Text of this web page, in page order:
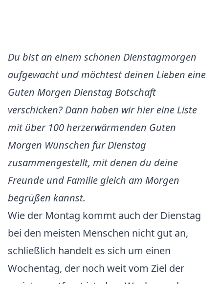
Du bist an einem schönen Dienstagmorgen
aufgewacht und möchtest deinen Lieben eine
Guten Morgen Dienstag Botschaft
verschicken? Dann haben wir hier eine Liste
mit über 100 herzerwärmenden Guten
Morgen Wünschen für Dienstag
zusammengestellt, mit denen du deine
Freunde und Familie gleich am Morgen
begrüßen kannst.
Wie der Montag kommt auch der Dienstag
bei den meisten Menschen nicht gut an,
schließlich handelt es sich um einen
Wochentag, der noch weit vom Ziel der